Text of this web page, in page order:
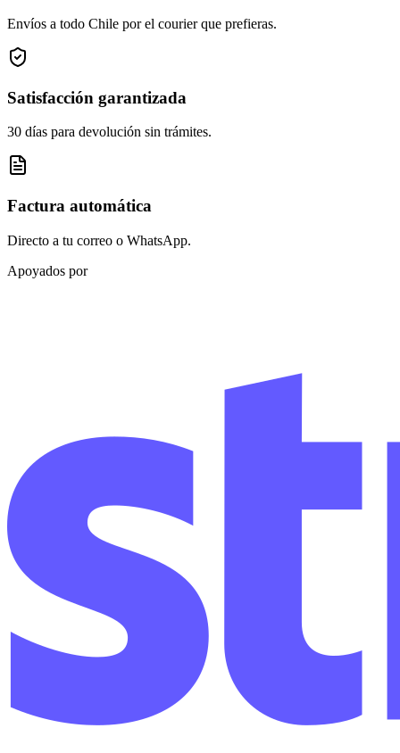
Envíos a todo Chile por el courier que prefieras.
Satisfacción garantizada
30 días para devolución sin trámites.
Factura automática
Directo a tu correo o WhatsApp.
Apoyados por